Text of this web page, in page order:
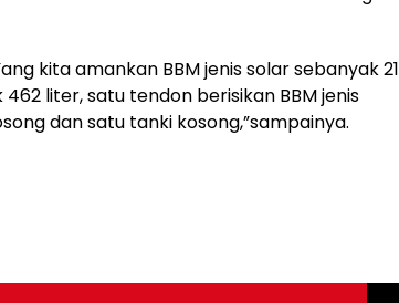
kita amankan BBM jenis solar sebanyak 21
liter, satu tendon berisikan BBM jenis
dan satu tanki kosong,”sampainya.